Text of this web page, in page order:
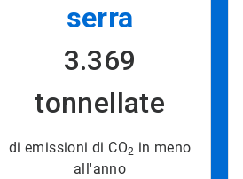
serra
3.369
tonnellate
di emissioni di CO2 in meno
all'anno